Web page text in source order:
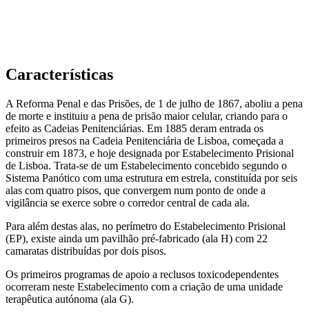
Características
A Reforma Penal e das Prisões, de 1 de julho de 1867, aboliu a pena
de morte e instituiu a pena de prisão maior celular, criando para o
efeito as Cadeias Penitenciárias. Em 1885 deram entrada os
primeiros presos na Cadeia Penitenciária de Lisboa, começada a
construir em 1873, e hoje designada por Estabelecimento Prisional
de Lisboa. Trata-se de um Estabelecimento concebido segundo o
Sistema Panótico com uma estrutura em estrela, constituída por seis
alas com quatro pisos, que convergem num ponto de onde a
vigilância se exerce sobre o corredor central de cada ala.
Para além destas alas, no perímetro do Estabelecimento Prisional
(EP), existe ainda um pavilhão pré-fabricado (ala H) com 22
camaratas distribuídas por dois pisos.
Os primeiros programas de apoio a reclusos toxicodependentes
ocorreram neste Estabelecimento com a criação de uma unidade
terapêutica autónoma (ala G).